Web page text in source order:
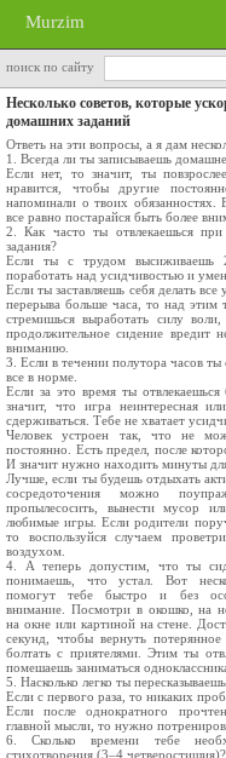
Murzim
поиск по сайту
Несколько советов, которые
домашних заданий
Ответь на эти вопросы, а я дам
1. Всегда ли ты записываешь
Если нет, то значит, ты
нравится, чтобы другие
напоминали о твоих обязанностях.
все равно постарайся быть более
2. Как часто ты отвлекаешься
задания?
Если ты с трудом высиживаешь
поработать над усидчивостью и
Если ты заставляешь себя делать
перерыва больше часа, то над этим
стремишься выработать силу
продолжительное сидение вредит
вниманию.
3. Если в течении полутора часов ты
все в норме.
Если за это время ты
значит, что игра неинтересная
сдерживаться. Тебе не хватает
Человек устроен так, что не
постоянно. Есть предел, после
И значит нужно находить минуты
Лучше, если ты будешь отдыхать
сосредоточения можно
пропылесосить, вынести мусор
любимые игры. Если родители
то воспользуйся случаем
воздухом.
4. А теперь допустим, что ты
понимаешь, что устал. Вот
помогут тебе быстро и без
внимание. Посмотри в окошко, на
на окне или картиной на стене.
секунд, чтобы вернуть
болтать с приятелями. Этим ты
помешаешь заниматься
5. Насколько легко ты
Если с первого раза, то никаких
Если после однократного
главной мысли, то нужно
6. Сколько времени тебе
стихотворения (3–4 четверостишия)?